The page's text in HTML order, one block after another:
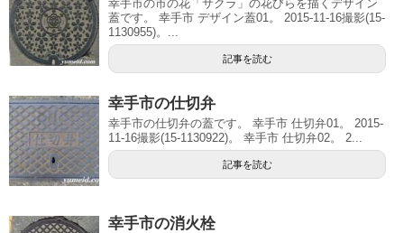
幸手市の市の花「サクラ」の花びらを描くデザイン
蓋です。 幸手市 デザイン蓋01。 2015-11-16撮影(15-
1130955)。...
記事を読む
幸手市の仕切弁
幸手市の仕切弁の蓋です。 幸手市 仕切弁01。 2015-
11-16撮影(15-1130922)。 幸手市 仕切弁02。 2...
記事を読む
幸手市の消火栓